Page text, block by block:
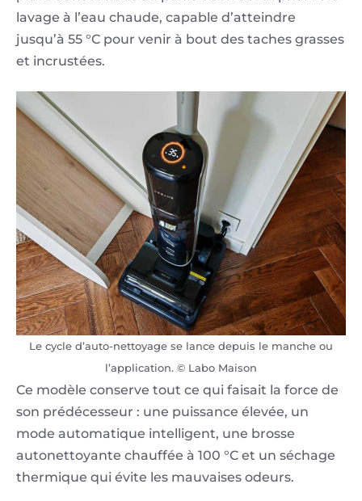
lavage à l’eau chaude, capable d’atteindre
jusqu’à 55 °C pour venir à bout des taches grasses
et incrustées.
Le cycle d’auto-nettoyage se lance depuis le manche ou
l’application. © Labo Maison
Ce modèle conserve tout ce qui faisait la force de
son prédécesseur : une puissance élevée, un
mode automatique intelligent, une brosse
autonettoyante chauffée à 100 °C et un séchage
thermique qui évite les mauvaises odeurs.